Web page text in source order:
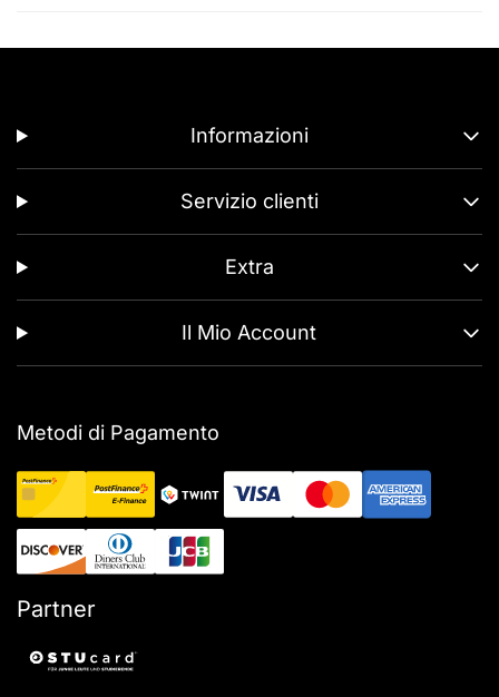
Informazioni
Servizio clienti
Extra
Il Mio Account
Metodi di Pagamento
Partner